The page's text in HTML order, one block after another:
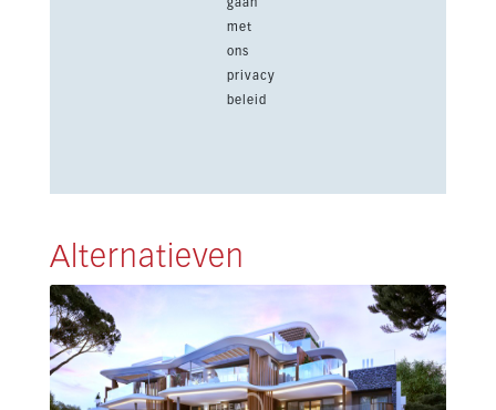
met
ons
privacy
beleid
Alternatieven